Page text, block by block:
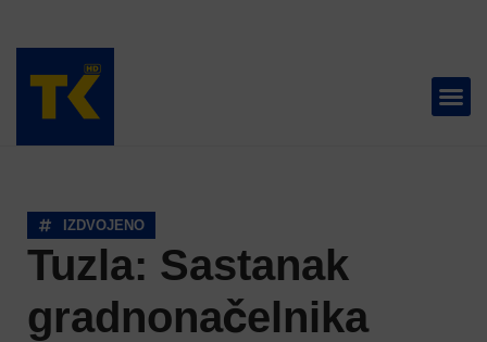
IZDVOJENO
Tuzla: Sastanak
gradnonačelnika